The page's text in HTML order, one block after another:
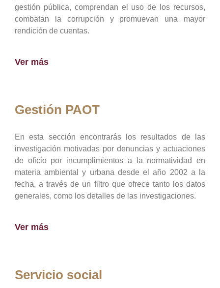
gestión pública, comprendan el uso de los recursos,
combatan la corrupción y promuevan una mayor
rendición de cuentas.
Ver más
Gestión PAOT
En esta sección encontrarás los resultados de las
investigación motivadas por denuncias y actuaciones
de oficio por incumplimientos a la normatividad en
materia ambiental y urbana desde el año 2002 a la
fecha, a través de un filtro que ofrece tanto los datos
generales, como los detalles de las investigaciones.
Ver más
Servicio social